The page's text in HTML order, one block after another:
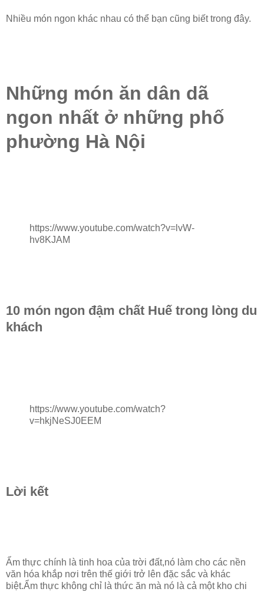
Nhiều món ngon khác nhau có thể bạn cũng biết trong đây.
Những món ăn dân dã
ngon nhất ở những phố
phường Hà Nội
https://www.youtube.com/watch?v=lvW-
hv8KJAM
10 món ngon đậm chất Huế trong lòng du
khách
https://www.youtube.com/watch?
v=hkjNeSJ0EEM
Lời kết
Ẩm thực chính là tinh hoa của trời đất,nó làm cho các nền
văn hóa khắp nơi trên thế giới trở lên đặc sắc và khác
biệt.Ẩm thực không chỉ là thức ăn mà nó là cả một kho chi